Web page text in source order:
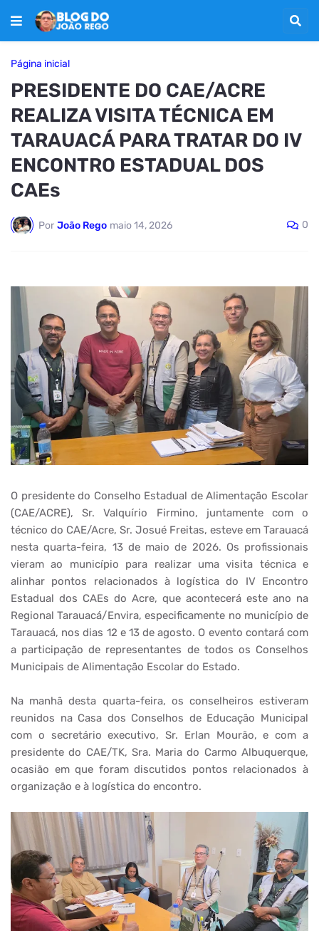
Página inicial
PRESIDENTE DO CAE/ACRE
REALIZA VISITA TÉCNICA EM
TARAUACÁ PARA TRATAR DO IV
ENCONTRO ESTADUAL DOS
CAEs
Por João Rego maio 14, 2026 0
O presidente do Conselho Estadual de Alimentação Escolar
(CAE/ACRE), Sr. Valquírio Firmino, juntamente com o
técnico do CAE/Acre, Sr. Josué Freitas, esteve em Tarauacá
nesta quarta-feira, 13 de maio de 2026. Os profissionais
vieram ao município para realizar uma visita técnica e
alinhar pontos relacionados à logística do IV Encontro
Estadual dos CAEs do Acre, que acontecerá este ano na
Regional Tarauacá/Envira, especificamente no município de
Tarauacá, nos dias 12 e 13 de agosto. O evento contará com
a participação de representantes de todos os Conselhos
Municipais de Alimentação Escolar do Estado.
Na manhã desta quarta-feira, os conselheiros estiveram
reunidos na Casa dos Conselhos de Educação Municipal
com o secretário executivo, Sr. Erlan Mourão, e com a
presidente do CAE/TK, Sra. Maria do Carmo Albuquerque,
ocasião em que foram discutidos pontos relacionados à
organização e à logística do encontro.